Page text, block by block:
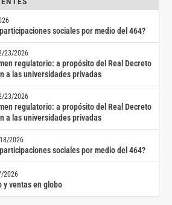
sociales por medio del 464?
23/2026
regulatorio: a propósito del Real Decreto
a las universidades privadas
23/2026
regulatorio: a propósito del Real Decreto
a las universidades privadas
2026
sociales por medio del 464?
2026
ventas en globo